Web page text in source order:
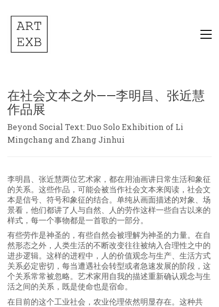
在社会文本之外——李明昌、张近慧
作品展
Beyond Social Text: Duo Solo Exhibition of Li
Mingchang and Zhang Jinhui
李明昌、张近慧两位艺术家，都在用油画讲日常生活和象征
的关系。这些作品，可能会被当作社会文本来阅读，社会文
本是信号、符号和象征的结合。单纯从画面描述的对象、场
景看，他们都讲了人与自然、人的劳作这样一些自古以来的
样式，每一个事物都是一首歌的一部分。
有些劳作是神圣的，有些自然会被理解为神圣的力量。在自
然形态之外，人类生活的不断改变往往被纳入合理性之中的
进步逻辑。这样的进程中，人的价值观念与生产、生活方式
关系必定密切，每当遭遇社会转型或者急速发展的阶段，这
个关系常常被忽略。艺术家用自我的描述重新确认观念与生
活之间的关系，既是使命也是宿命。
在目前的这个工业社会，农业伦理依然明显存在。这种共